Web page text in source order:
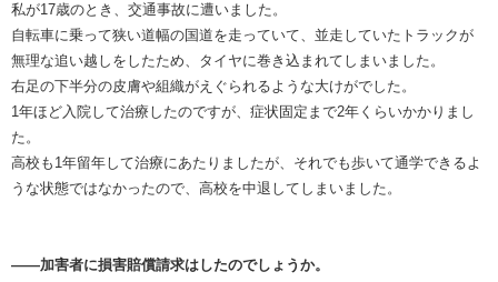
私が17歳のとき、交通事故に遭いました。
自転車に乗って狭い道幅の国道を走っていて、並走していたトラックが
無理な追い越しをしたため、タイヤに巻き込まれてしまいました。
右足の下半分の皮膚や組織がえぐられるような大けがでした。
1年ほど入院して治療したのですが、症状固定まで2年くらいかかりまし
た。
高校も1年留年して治療にあたりましたが、それでも歩いて通学できるよ
うな状態ではなかったので、高校を中退してしまいました。
――加害者に損害賠償請求はしたのでしょうか。